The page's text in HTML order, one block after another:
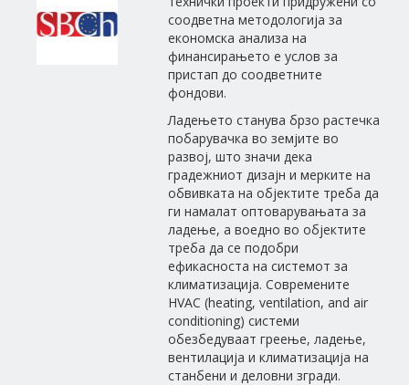
соодветна методологија за
економска анализа на
финансирањето е услов за
пристап до соодветните
фондови.
Ладењето станува брзо растечка
побарувачка во земјите во
развој, што значи дека
градежниот дизајн и мерките на
обвивката на објектите треба да
ги намалат оптоварувањата за
ладење, а воедно во објектите
треба да се подобри
ефикасноста на системот за
климатизација. Современите
HVAC (heating, ventilation, and air
conditioning) системи
обезбедуваат греење, ладење,
вентилација и климатизација на
станбени и деловни згради.